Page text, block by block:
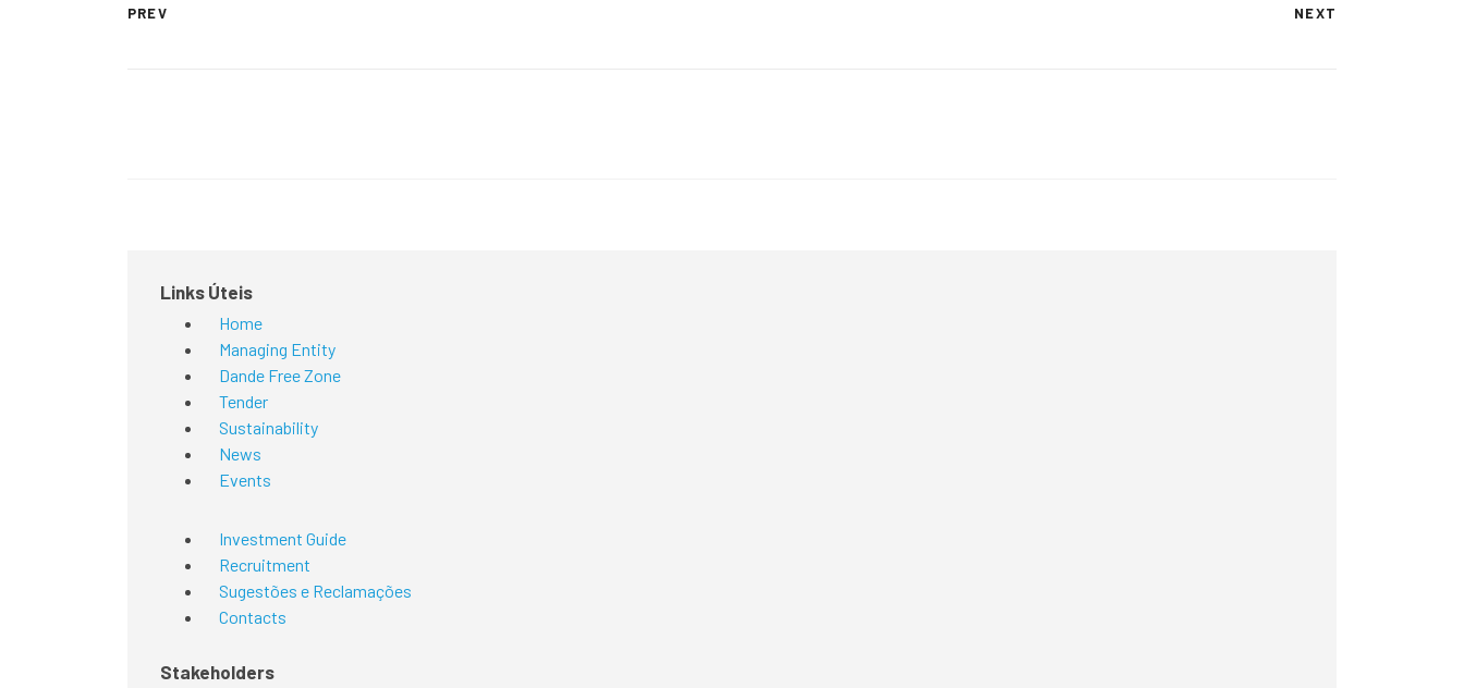
PREV NEXT
Links Úteis
Home
Managing Entity
Dande Free Zone
Tender
Sustainability
News
Events
Investment Guide
Recruitment
Sugestões e Reclamações
Contacts
Stakeholders